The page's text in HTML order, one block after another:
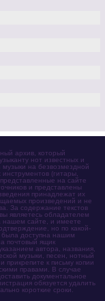
архив, который
нот известных и
музыки на безвозмездной
(гитары,
на сайте
и представлены
принадлежат их
произведений и не
За содержание текстов
являетесь обладателем
нашем сайте, и имеете
но по какой-
доступна нашим
почтовый ящик
автора, названия,
музыки, песен, нотный
к письму копии
правами. В случае
документальное
обязуется удалить
короткие сроки.